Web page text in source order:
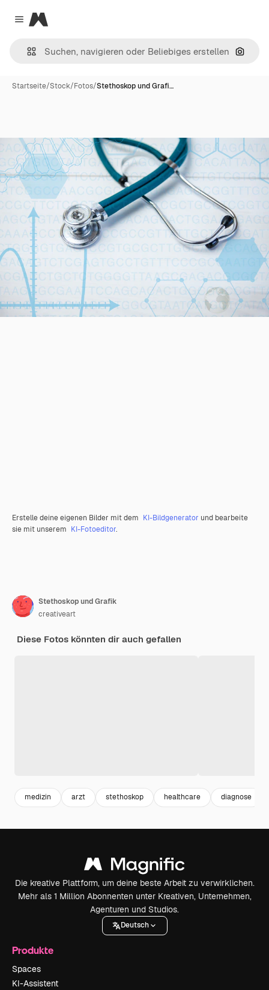
Close menu
Magnific
Nach
Startseite/Stock/Fotos/Stethoskop und Grafi…
Erstelle deine eigenen Bilder mit dem KI-Bildgenerator und bearbeite
sie mit unserem KI-Fotoeditor.
Stethoskop und Grafik
creativeart
Diese Fotos könnten dir auch gefallen
medizin arzt stethoskop healthcare diagnose
Die kreative Plattform, um deine beste Arbeit zu verwirklichen.
Mehr als 1 Million Abonnenten unter Kreativen, Unternehmen,
Agenturen und Studios.
Deutsch
Produkte
Spaces
KI-Assistent